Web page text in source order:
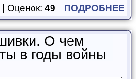
| Оценок: 49 ПОДРОБНЕЕ
О чем
в годы войны